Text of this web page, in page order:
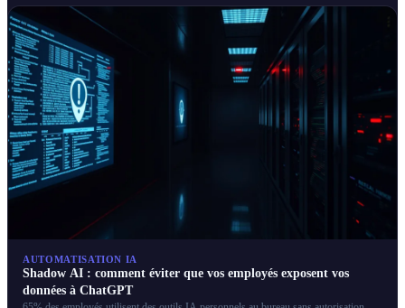
AUTOMATISATION IA
Shadow AI : comment éviter que vos employés exposent vos
données à ChatGPT